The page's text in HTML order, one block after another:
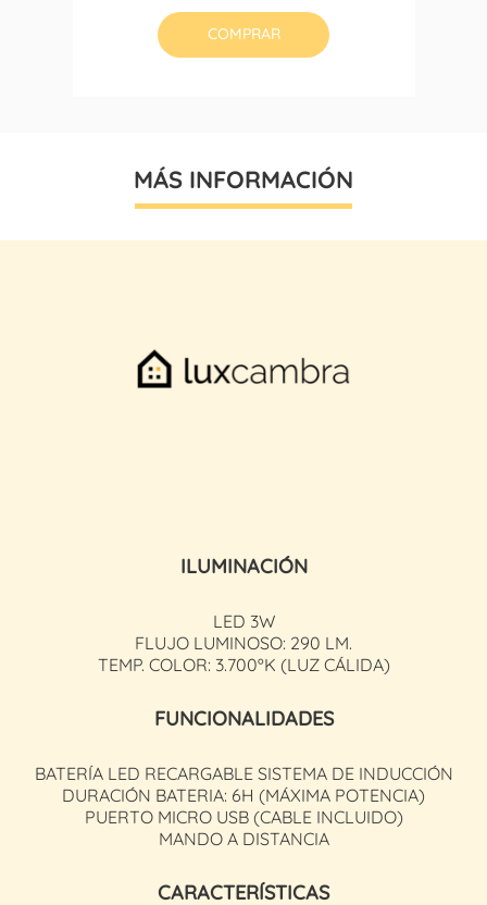
COMPRAR
MÁS INFORMACIÓN
ILUMINACIÓN
LED 3W
FLUJO LUMINOSO: 290 LM.
TEMP. COLOR: 3.700ºK (LUZ CÁLIDA)
FUNCIONALIDADES
BATERÍA LED RECARGABLE SISTEMA DE INDUCCIÓN
DURACIÓN BATERIA: 6H (MÁXIMA POTENCIA)
PUERTO MICRO USB (CABLE INCLUIDO)
MANDO A DISTANCIA
CARACTERÍSTICAS